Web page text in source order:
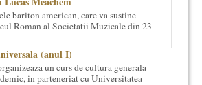
in rubricile de mai jos.
bariton american, care va sustine
Roman al Societatii Muzicale din 23
(anul I)
un curs de cultura generala
in parteneriat cu Universitatea